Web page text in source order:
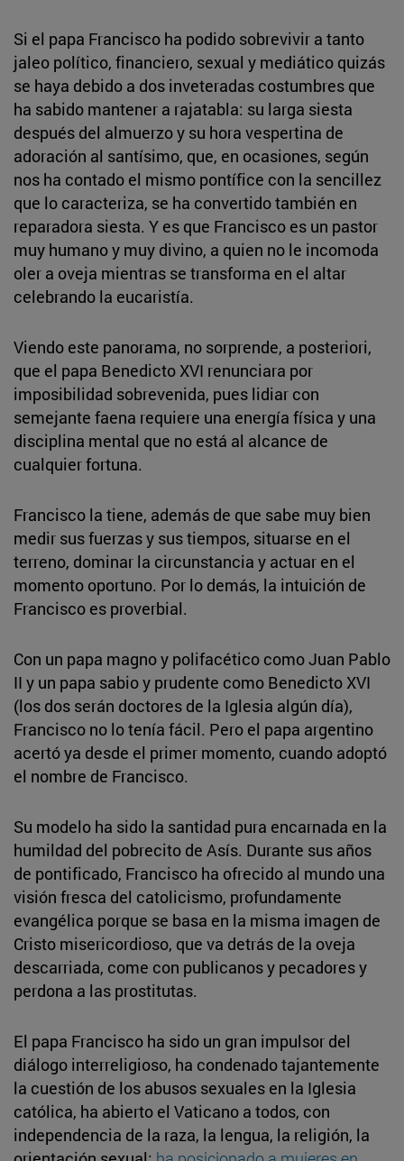
Si el papa Francisco ha podido sobrevivir a tanto
jaleo político, financiero, sexual y mediático quizás
se haya debido a dos inveteradas costumbres que
ha sabido mantener a rajatabla: su larga siesta
después del almuerzo y su hora vespertina de
adoración al santísimo, que, en ocasiones, según
nos ha contado el mismo pontífice con la sencillez
que lo caracteriza, se ha convertido también en
reparadora siesta. Y es que Francisco es un pastor
muy humano y muy divino, a quien no le incomoda
oler a oveja mientras se transforma en el altar
celebrando la eucaristía.
Viendo este panorama, no sorprende, a posteriori,
que el papa Benedicto XVI renunciara por
imposibilidad sobrevenida, pues lidiar con
semejante faena requiere una energía física y una
disciplina mental que no está al alcance de
cualquier fortuna.
Francisco la tiene, además de que sabe muy bien
medir sus fuerzas y sus tiempos, situarse en el
terreno, dominar la circunstancia y actuar en el
momento oportuno. Por lo demás, la intuición de
Francisco es proverbial.
Con un papa magno y polifacético como Juan Pablo
II y un papa sabio y prudente como Benedicto XVI
(los dos serán doctores de la Iglesia algún día),
Francisco no lo tenía fácil. Pero el papa argentino
acertó ya desde el primer momento, cuando adoptó
el nombre de Francisco.
Su modelo ha sido la santidad pura encarnada en la
humildad del pobrecito de Asís. Durante sus años
de pontificado, Francisco ha ofrecido al mundo una
visión fresca del catolicismo, profundamente
evangélica porque se basa en la misma imagen de
Cristo misericordioso, que va detrás de la oveja
descarriada, come con publicanos y pecadores y
perdona a las prostitutas.
El papa Francisco ha sido un gran impulsor del
diálogo interreligioso, ha condenado tajantemente
la cuestión de los abusos sexuales en la Iglesia
católica, ha abierto el Vaticano a todos, con
independencia de la raza, la lengua, la religión, la